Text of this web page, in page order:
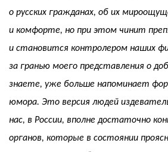
о русских гражданах, об их
и комфорте, но при этом чинит
и становится контролером наших
за гранью моего представления о
знаете, уже больше напоминает
юмора. Это версия людей
нас, в России, вполне достаточно
органов, которые в состоянии